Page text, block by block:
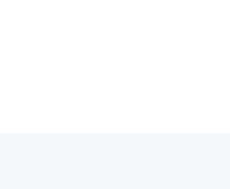
полюсу вы проведёте одну
должен строго соблюдать